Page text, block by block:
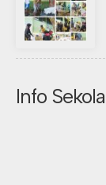
Info